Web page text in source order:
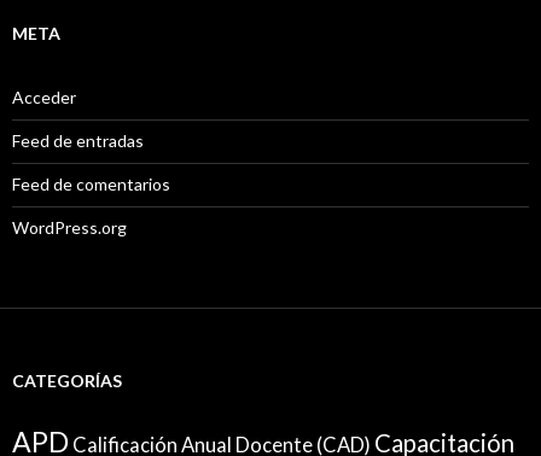
META
Acceder
Feed de entradas
Feed de comentarios
WordPress.org
CATEGORÍAS
APD Calificación Anual Docente (CAD) Capacitación